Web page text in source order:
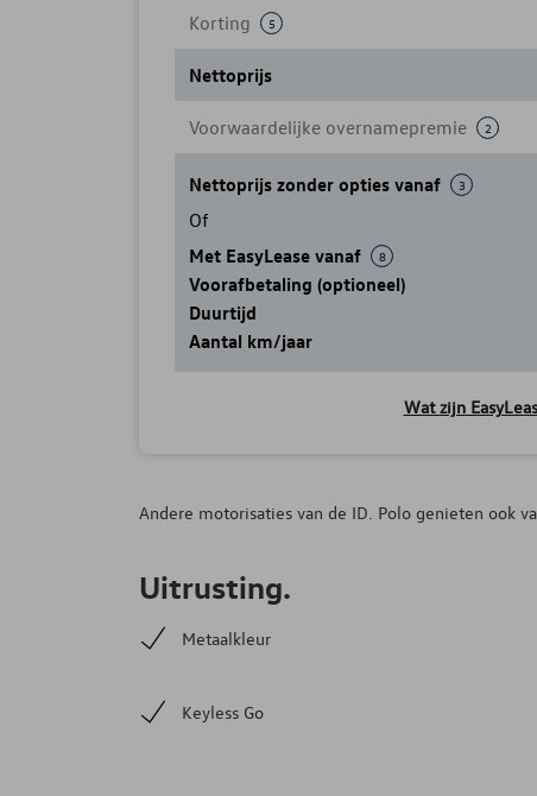
Korting 5
Nettoprijs
Voorwaardelijke overnamepremie 2
Nettoprijs zonder opties vanaf 3
Of
Met EasyLease vanaf
8
Voorafbetaling (optioneel)
Duurtijd
Aantal km/jaar
Wat zijn
Andere motorisaties van de ID. Polo genieten ook
Uitrusting.
Metaalkleur
Keyless Go